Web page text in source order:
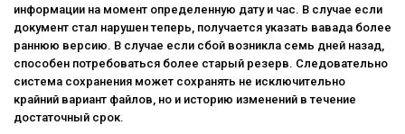
информации на момент определенную дату и час. В случае если
документ стал нарушен теперь, получается указать вавада более
раннюю версию. В случае если сбой возникла семь дней назад,
способен потребоваться более старый резерв. Следовательно
система сохранения может сохранять не исключительно
крайний вариант файлов, но и историю изменений в течение
достаточный срок.